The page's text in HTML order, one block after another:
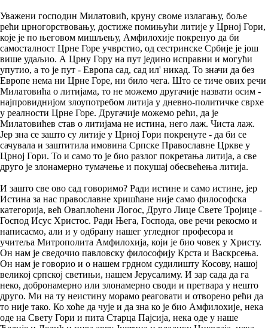
Уважени господин Милатовић, круну своме излагању, боље
рећи црногорствовању, достиже помињући литије у Црној Гори,
које је по његовом мишљењу, Амфилохије покренуо да би
самосталност Црне Горе учврстио, од сестринске Србије је још
више удаљио. А Црну Гору на пут једино исправни и могући
упутио, а то је пут - Европа сад, сад ил' никад. То значи да без
Европе нема ни Црне Горе, ни било чега. Што се тиче ових речи
Милатовића о литијама, то не можемо другачије назвати осим -
најпровиднијом злоупотребом литија у дневно-политичке сврхе
у реалности Црне Горе. Другачије можемо рећи, да је
Милатовићев став о литијама не истина, него лаж. Чиста лаж.
Јер зна се зашто су литије у Црној Гори покренуте - да би се
сачувала и заштитила имовина Српске Православне Цркве у
Црној Гори. То и само то је био разлог покретања литија, а све
друго је злонамерно тумачење и покушај обесвећења литија.
И зашто све ово сад говоримо? Ради истине и само истине, јер
Истина за нас православне хришћане није само философска
категорија, већ Оваплоћени Логос, Друго Лице Свете Тројице -
Господ Исус Христос. Ради Њега, Господа, ове речи рекосмо и
написасмо, али и у одбрану нашег угледног професора и
учитеља Митрополита Амфилохија, који је био човек у Христу.
Он нам је сведочио павловску философију Крста и Васкрсења.
Он нам је говорио и о нашем грдном судилишту Косову, нашој
великој српској светињи, нашем Јерусалиму. И зар сада да га
неко, добронамерно или злонамерно своди и претвара у нешто
друго. Ми на ту неистину морамо реаговати и отворено рећи да
то није тако. Ко хоће да чује и да зна ко је био Амфилохије, нека
оде на Свету Гори и пита Старца Пајсија, нека оде у наше